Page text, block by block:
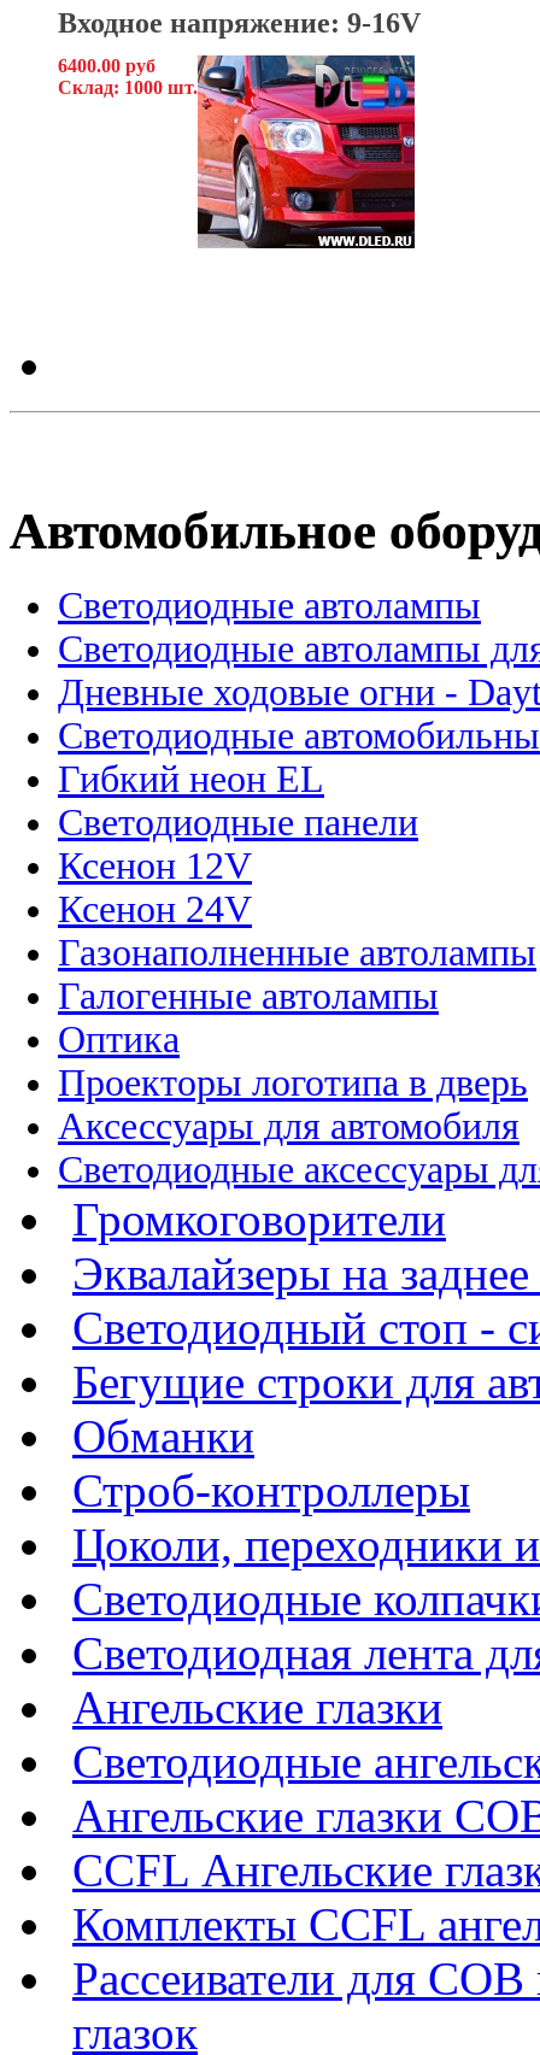
Входное напряжение: 9-16V
6400.00 руб
Склад: 1000 шт.
Автомобильное
Светодиодные автолампы
Светодиодные автолампы
Дневные ходовые огни -
Светодиодные
Гибкий неон EL
Светодиодные панели
Ксенон 12V
Ксенон 24V
Газонаполненные автолампы
Галогенные автолампы
Оптика
Проекторы логотипа в дверь
Аксессуары для автомобиля
Светодиодные аксессуары
Громкоговорители
Эквалайзеры на заднее
Светодиодный стоп -
Бегущие строки для
Обманки
Строб-контроллеры
Цоколи, переходники
Светодиодные
Светодиодная лента
Ангельские глазки
Светодиодные
Ангельские глазки
CCFL Ангельские
Комплекты CCFL
Рассеиватели для
глазок